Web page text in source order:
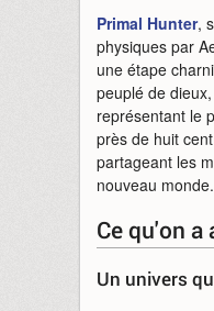
Primal Hunter,
physiques par
une étape
peuplé de
représentant le
près de huit
partageant les
nouveau monde.
Ce qu'on a
Un univers